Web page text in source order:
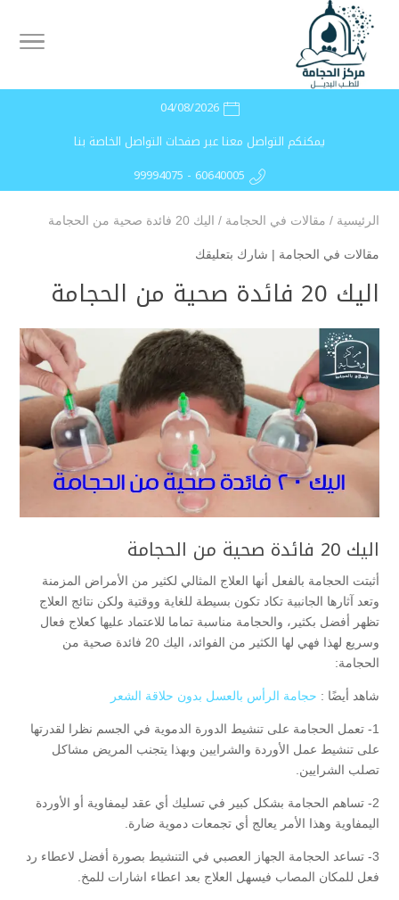
04/08/2026
يمكنكم التواصل معنا عبر صفحات التواصل الخاصة بنا
99994075 - 60640005
الرئيسية / مقالات في الحجامة / اليك 20 فائدة صحية من الحجامة
مقالات في الحجامة | شارك بتعليقك
اليك 20 فائدة صحية من الحجامة
اليك 20 فائدة صحية من الحجامة
أثبتت الحجامة بالفعل أنها العلاج المثالي لكثير من الأمراض المزمنة
وتعد آثارها الجانبية تكاد تكون بسيطة للغاية ووقتية ولكن نتائج العلاج
تظهر أفضل بكثير، والحجامة مناسبة تماما للاعتماد عليها كعلاج فعال
وسريع لهذا فهي لها الكثير من الفوائد، اليك 20 فائدة صحية من
الحجامة:
شاهد أيضًا : حجامة الرأس بالعسل بدون حلاقة الشعر
1- تعمل الحجامة على تنشيط الدورة الدموية في الجسم نظرا لقدرتها
على تنشيط عمل الأوردة والشرايين وبهذا يتجنب المريض مشاكل
تصلب الشرايين.
2- تساهم الحجامة بشكل كبير في تسليك أي عقد ليمفاوية أو الأوردة
اليمفاوية وهذا الأمر يعالج أي تجمعات دموية ضارة.
3- تساعد الحجامة الجهاز العصبي في التنشيط بصورة أفضل لاعطاء رد
فعل للمكان المصاب فيسهل العلاج بعد اعطاء اشارات للمخ.